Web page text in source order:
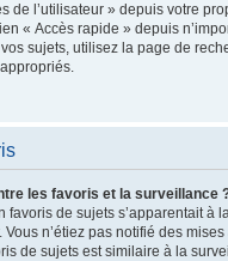
de l’utilisateur » depuis votre
« Accès rapide » depuis
sujets, utilisez la page de
les favoris et la surveillance
favoris de sujets s’apparentait à
n’étiez pas notifié des
de sujets est similaire à la